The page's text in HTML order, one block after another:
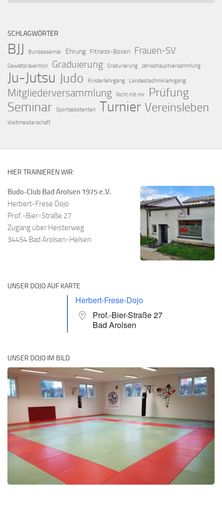
SCHLAGWÖRTER
BJJ Bundessemiar Ehrung Fitness-Boxen Frauen-SV
Gewaltprävention Graduierung Gradurierung Jahreshauptversammlung
Ju-Jutsu Judo Kinderlehrgang Landestechniklehrgang
Mitgliederversammlung Nicht mit mir Prüfung
Seminar Sportassistenten Turnier Vereinsleben
Weltmeisterschaft
HIER TRAINIEREN WIR:
Budo-Club Bad Arolsen 1975 e.V.
Herbert-Frese Dojo
Prof.-Bier-Straße 27
Zugang über Heisterweg
34454 Bad Arolsen-Helsen
UNSER DOJO AUF KARTE
Herbert-Frese-Dojo
Prof.-Bier-Straße 27
Bad Arolsen
UNSER DOJO IM BILD